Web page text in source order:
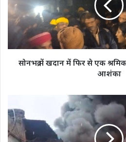
फिर
की
सोनभद्र में खदान में फिर से एक
आशंका
कबाड़
की
दुकान
में